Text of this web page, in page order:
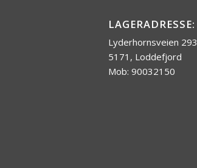
LAGERADRESSE:
Lyderhornsveien 293
5171, Loddefjord
Mob: 90032150